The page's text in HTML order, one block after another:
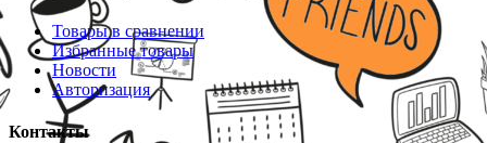
Товары в сравнении
Избранные товары
Новости
Авторизация
Контакты